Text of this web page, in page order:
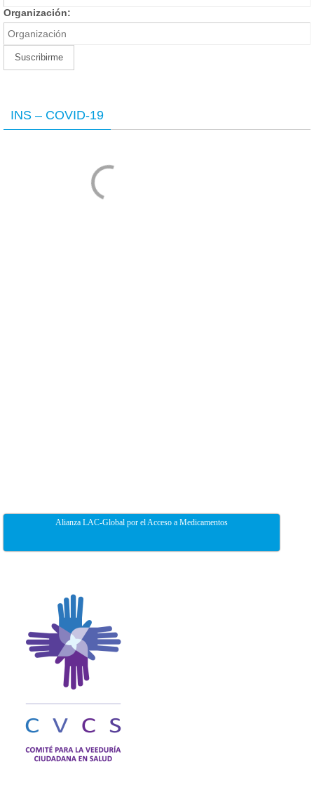
Organización:
INS – COVID-19
Alianza LAC-Global por el Acceso a Medicamentos